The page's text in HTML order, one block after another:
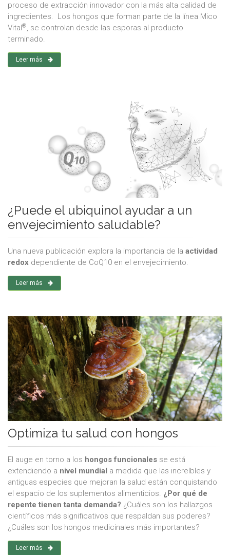
proceso de extracción innovador con la más alta calidad de
ingredientes. Los hongos que forman parte de la línea Mico
Vital ®, se controlan desde las esporas al producto
terminado.
Leer más
¿Puede el ubiquinol ayudar a un
envejecimiento saludable?
Una nueva publicación explora la importancia de la actividad
redox dependiente de CoQ10 en el envejecimiento.
Leer más
Optimiza tu salud con hongos
El auge en torno a los hongos funcionales se está
extendiendo a nivel mundial a medida que las increíbles y
antiguas especies que mejoran la salud están conquistando
el espacio de los suplementos alimenticios. ¿Por qué de
repente tienen tanta demanda? ¿Cuáles son los hallazgos
científicos más significativos que respaldan sus poderes?
¿Cuáles son los hongos medicinales más importantes?
Leer más